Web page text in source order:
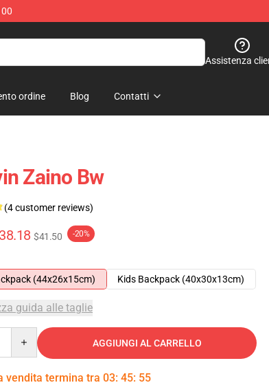
Assistenza
ordine Blog Contatti
Zaino Bw
(4 customer reviews)
$41.50 -20%
(44x26x15cm)
Kids Backpack (40x30x13cm)
guida alle taglie
AGGIUNGI AL CARRELLO
vendita termina tra 03: 45: 54